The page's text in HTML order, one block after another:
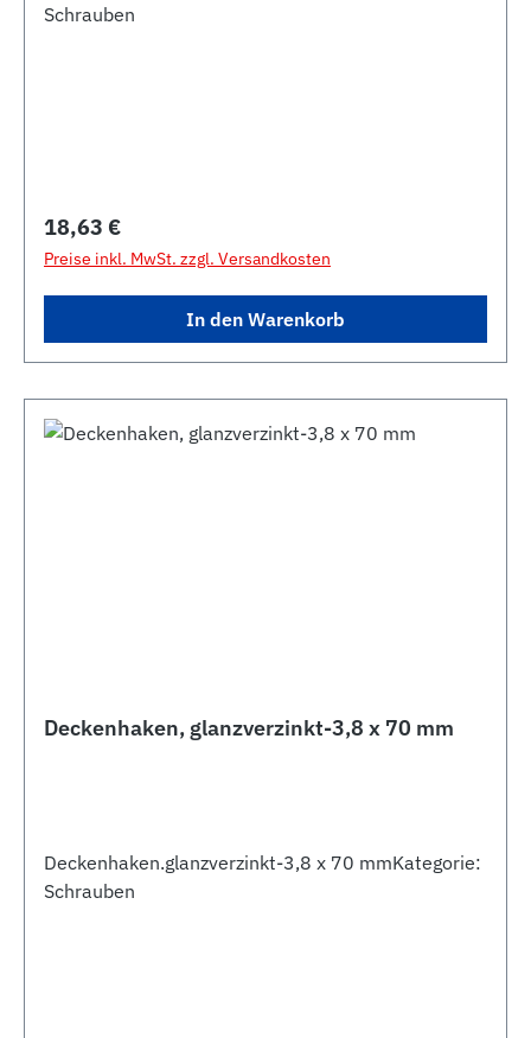
Schrauben
Regulärer Preis:
18,63 €
Preise inkl. MwSt. zzgl. Versandkosten
In den Warenkorb
Deckenhaken, glanzverzinkt-3,8 x 70 mm
Deckenhaken.glanzverzinkt-3,8 x 70 mmKategorie:
Schrauben